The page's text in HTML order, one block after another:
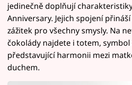
jedinečně doplňují
Anniversary. Jejich spojení
zážitek pro všechny smysly. Na
čokolády najdete i totem,
představující harmonii mezi
duchem.